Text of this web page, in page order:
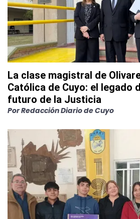
La clase magistral de
Católica de Cuyo: el legado
futuro de la Justicia
PorRedacción Diario de Cuyo